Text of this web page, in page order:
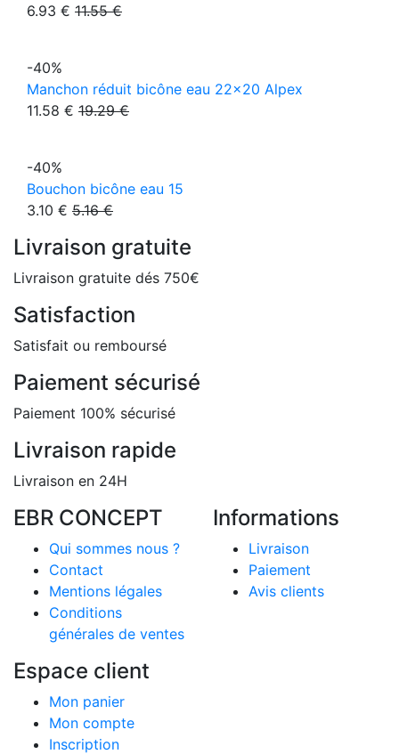
6.93 € 11.55 €
-40%
Manchon réduit bicône eau 22x20 Alpex
11.58 € 19.29 €
-40%
Bouchon bicône eau 15
3.10 € 5.16 €
Livraison gratuite
Livraison gratuite dés 750€
Satisfaction
Satisfait ou remboursé
Paiement sécurisé
Paiement 100% sécurisé
Livraison rapide
Livraison en 24H
EBR CONCEPT
Qui sommes nous ?
Contact
Mentions légales
Conditions
générales de ventes
Informations
Livraison
Paiement
Avis clients
Espace client
Mon panier
Mon compte
Inscription